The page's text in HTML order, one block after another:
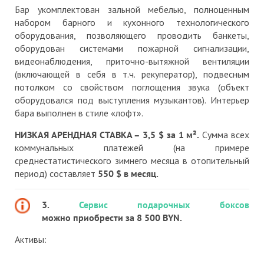
Бар укомплектован зальной мебелью, полноценным
набором барного и кухонного технологического
оборудования, позволяющего проводить банкеты,
оборудован системами пожарной сигнализации,
видеонаблюдения, приточно-вытяжной вентиляции
(включающей в себя в т.ч. рекуператор), подвесным
потолком со свойством поглощения звука (объект
оборудовался под выступления музыкантов). Интерьер
бара выполнен в стиле «лофт».
НИЗКАЯ АРЕНДНАЯ СТАВКА – 3,5 $ за 1 м². Сумма всех
коммунальных платежей (на примере
среднестатистического зимнего месяца в отопительный
период) составляет 550 $ в месяц.
3. Сервис подарочных боксов
можно приобрести за 8 500 BYN.
Активы: